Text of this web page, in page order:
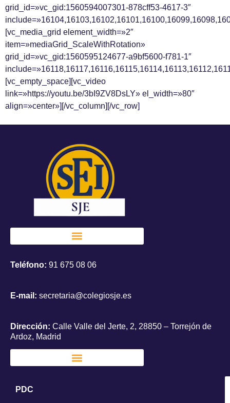
grid_id=»vc_gid:1560594007301-878cff53-4617-3″
[vc_media_grid element_width=»2″
item=»mediaGrid_ScaleWithRotation»
grid_id=»vc_gid:1560595124677-a9bf5600-f781-1″
[vc_empty_space][vc_video
link=»https://youtu.be/3bI9ZV8DsLY» el_width=»80″
align=»center»][/vc_column][/vc_row]
Teléfono: 91 675 08 06
E-mail: secretaria@colegiosje.es
Dirección: Calle Valle del Jerte, 2, 28850 – Torrejón de
Ardoz, Madrid
PDC